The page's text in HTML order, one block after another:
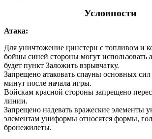
Условности
Атака:
Для уничтожение цинстерн с топливом и
бойцы синей стороны могут использовать
будет пункт Заложить взрывчатку.
Запрещено атаковать спауны основных
минут после начала игры.
Войскам красной стороны запрещено
линии.
Запрещено надевать вражеские элементы
элементам униформы относятся формы,
бронежилеты.